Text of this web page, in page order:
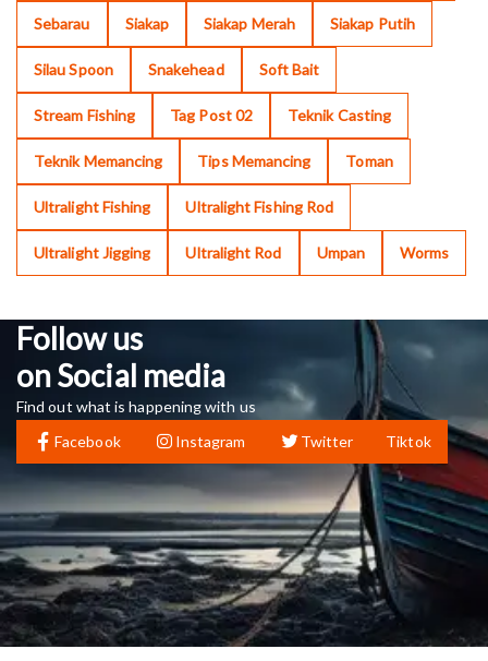
Sebarau Siakap Siakap Merah Siakap Putih
Silau Spoon Snakehead Soft Bait
Stream Fishing Tag Post 02 Teknik Casting
Teknik Memancing Tips Memancing Toman
Ultralight Fishing Ultralight Fishing Rod
Ultralight Jigging Ultralight Rod Umpan Worms
Follow us
on Social media
Find out what is happening with us
Facebook
Instagram Twitter Tiktok